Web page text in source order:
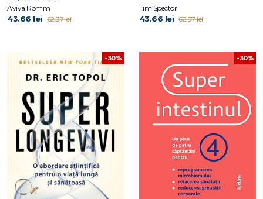
Aviva Romm
43.66 lei 62.37 lei
Tim Spector
43.66 lei 62.37 lei
-30% -30%